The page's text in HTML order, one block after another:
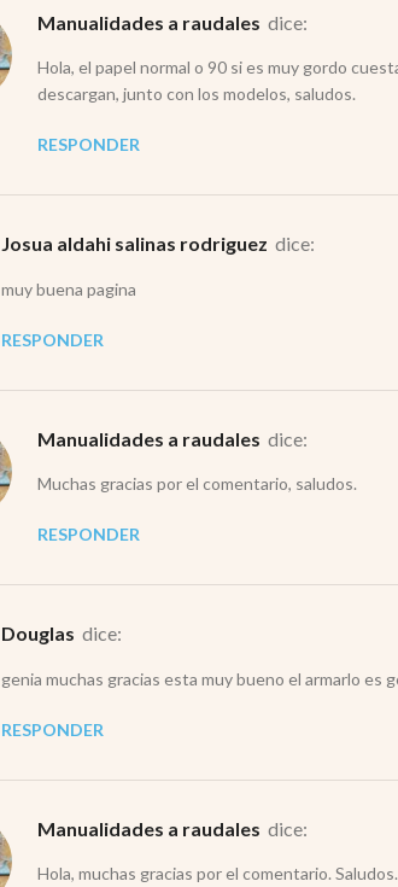
Manualidades a raudales dice:
Hola, el papel normal o 90 si es muy gordo
descargan, junto con los modelos, saludos.
RESPONDER
josua aldahi salinas rodriguez dice:
muy buena pagina
RESPONDER
Manualidades a raudales dice:
Muchas gracias por el comentario, saludos.
RESPONDER
douglas dice:
genia muchas gracias esta muy bueno el armarlo
RESPONDER
Manualidades a raudales dice:
Hola, muchas gracias por el comentario. Saludos.